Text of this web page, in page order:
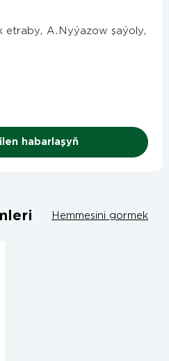
etraby, A.Nyýazow şaýoly,
habarlaşyň
Hemmesini gormek